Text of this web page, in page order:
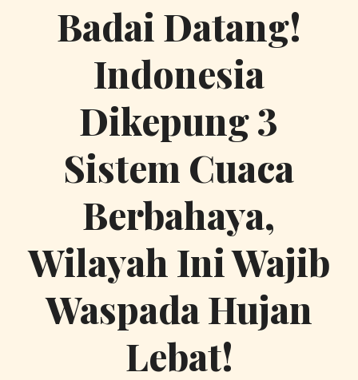
Badai Datang!
Indonesia
Dikepung 3
Sistem Cuaca
Berbahaya,
Wilayah Ini Wajib
Waspada Hujan
Lebat!